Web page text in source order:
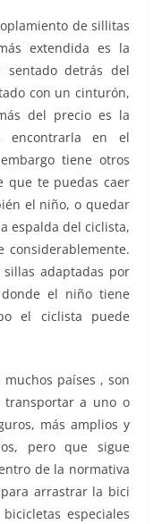
de sillitas
extendida es la
sentado detrás del
con un cinturón,
del precio es la
encontrarla en el
tiene otros
que te puedas caer
el niño, o quedar
espalda del ciclista,
considerablemente.
adaptadas por
el niño tiene
el ciclista puede
países , son
transportar a uno o
más amplios y
pero que sigue
de la normativa
arrastrar la bici
especiales